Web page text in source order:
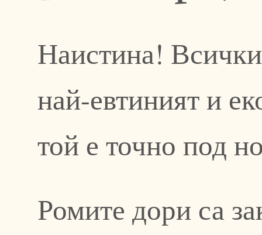
Наистина!
най-евтиният и
той е точно под
Ромите дори са